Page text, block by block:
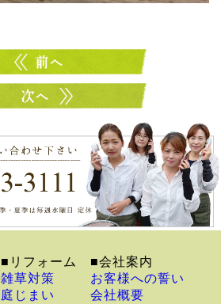
■リフォーム
雑草対策
庭じまい
■会社案内
お客様への誓い
会社概要